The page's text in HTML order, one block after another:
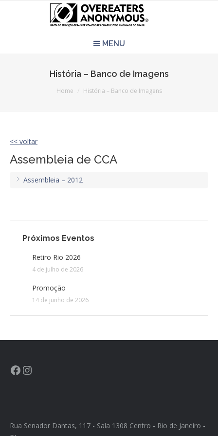
MENU
CCA É PRA VOCÊ?
PERGUNTAS E RESPOSTAS
CONTATO
CONTRIBUIÇÕES
HISTÓRIA DE CCA/BR
História – Banco de Imagens
Home História – Banco de Imagens
<< voltar
Assembleia de CCA
Assembleia – 2012
Próximos Eventos
Retiro Rio 2026
4 de julho de 2026
Promoção
14 de junho de 2026
Rua Senador Dantas, 117 - Sala 1308 Centro - Rio de Janeiro -